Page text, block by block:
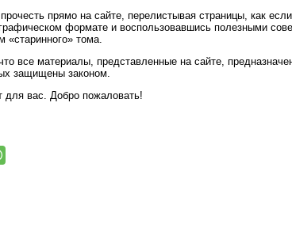
прямо на сайте, перелистывая страницы, как
формате и воспользовавшись полезными
«старинного» тома.
все материалы, представленные на сайте,
защищены законом.
для вас. Добро пожаловать!